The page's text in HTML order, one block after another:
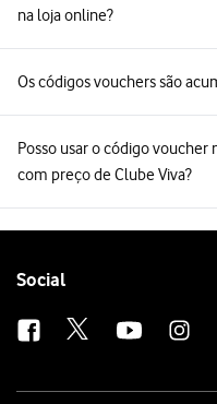
na loja online?
Os códigos vouchers são
Posso usar o código
com preço de Clube Viva?
Follow
Social